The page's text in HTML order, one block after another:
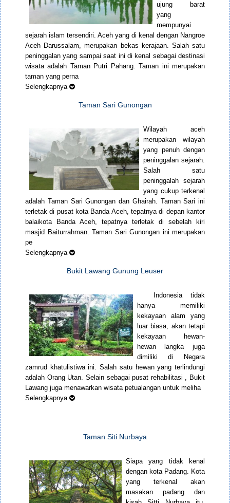
ujung barat
yang
mempunyai
sejarah islam tersendiri. Aceh yang di kenal dengan Nangroe
Aceh Darussalam, merupakan bekas kerajaan. Salah satu
peninggalan yang sampai saat ini di kenal sebagai destinasi
wisata adalah Taman Putri Pahang. Taman ini merupakan
taman yang perna
Selengkapnya
Taman Sari Gunongan
Wilayah aceh
merupakan wilayah
yang penuh dengan
peninggalan sejarah.
Salah satu
peninggalah sejarah
yang cukup terkenal
adalah Taman Sari Gunongan dan Ghairah. Taman Sari ini
terletak di pusat kota Banda Aceh, tepatnya di depan kantor
balaikota Banda Aceh, tepatnya terletak di sebelah kiri
masjid Baiturrahman. Taman Sari Gunongan ini merupakan
pe
Selengkapnya
Bukit Lawang Gunung Leuser
Indonesia tidak
hanya memiliki
kekayaan alam yang
luar biasa, akan tetapi
kekayaan hewan-
hewan langka juga
dimiliki di Negara
zamrud khatulistiwa ini. Salah satu hewan yang terlindungi
adalah Orang Utan. Selain sebagai pusat rehabilitasi , Bukit
Lawang juga menawarkan wisata petualangan untuk meliha
Selengkapnya
Taman Siti Nurbaya
Siapa yang tidak kenal
dengan kota Padang. Kota
yang terkenal akan
masakan padang dan